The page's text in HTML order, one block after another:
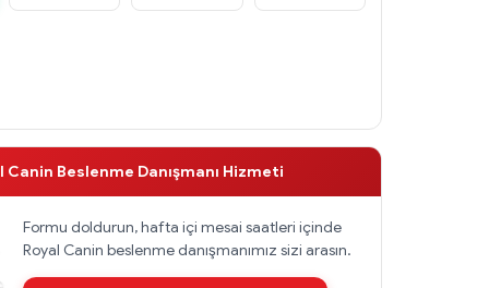
Beslenme Danışmanı Hizmeti
Formu doldurun, hafta içi mesai saatleri içinde
Royal Canin beslenme danışmanımız sizi arasın.